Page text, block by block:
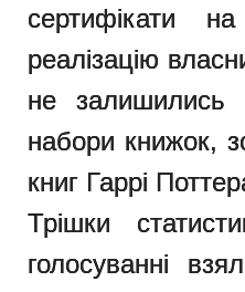
сертифікати
реалізацію
не залишились
набори книжок,
книг Гаррі
Трішки
голосуванні